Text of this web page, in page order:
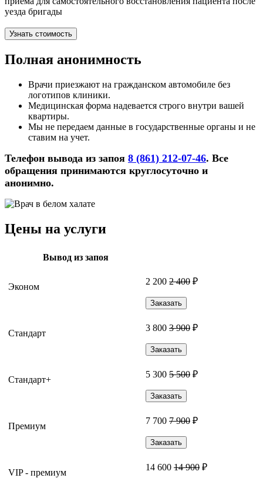
уезда бригады
Узнать стоимость
Полная анонимность
Врачи приезжают на гражданском автомобиле без
логотипов клиники.
Медицинская форма надевается строго внутри вашей
квартиры.
Мы не передаем данные в государственные органы и не
ставим на учет.
Телефон вывода из запоя 8 (861) 212-07-46. Все
обращения принимаются круглосуточно и
анонимно.
Цены на услуги
Вывод из запоя
Эконом
2 200 2 400 ₽
Заказать
Стандарт
3 800 3 900 ₽
Заказать
Стандарт+
5 300 5 500 ₽
Заказать
Премиум
7 700 7 900 ₽
Заказать
VIP - премиум
14 600 14 900 ₽